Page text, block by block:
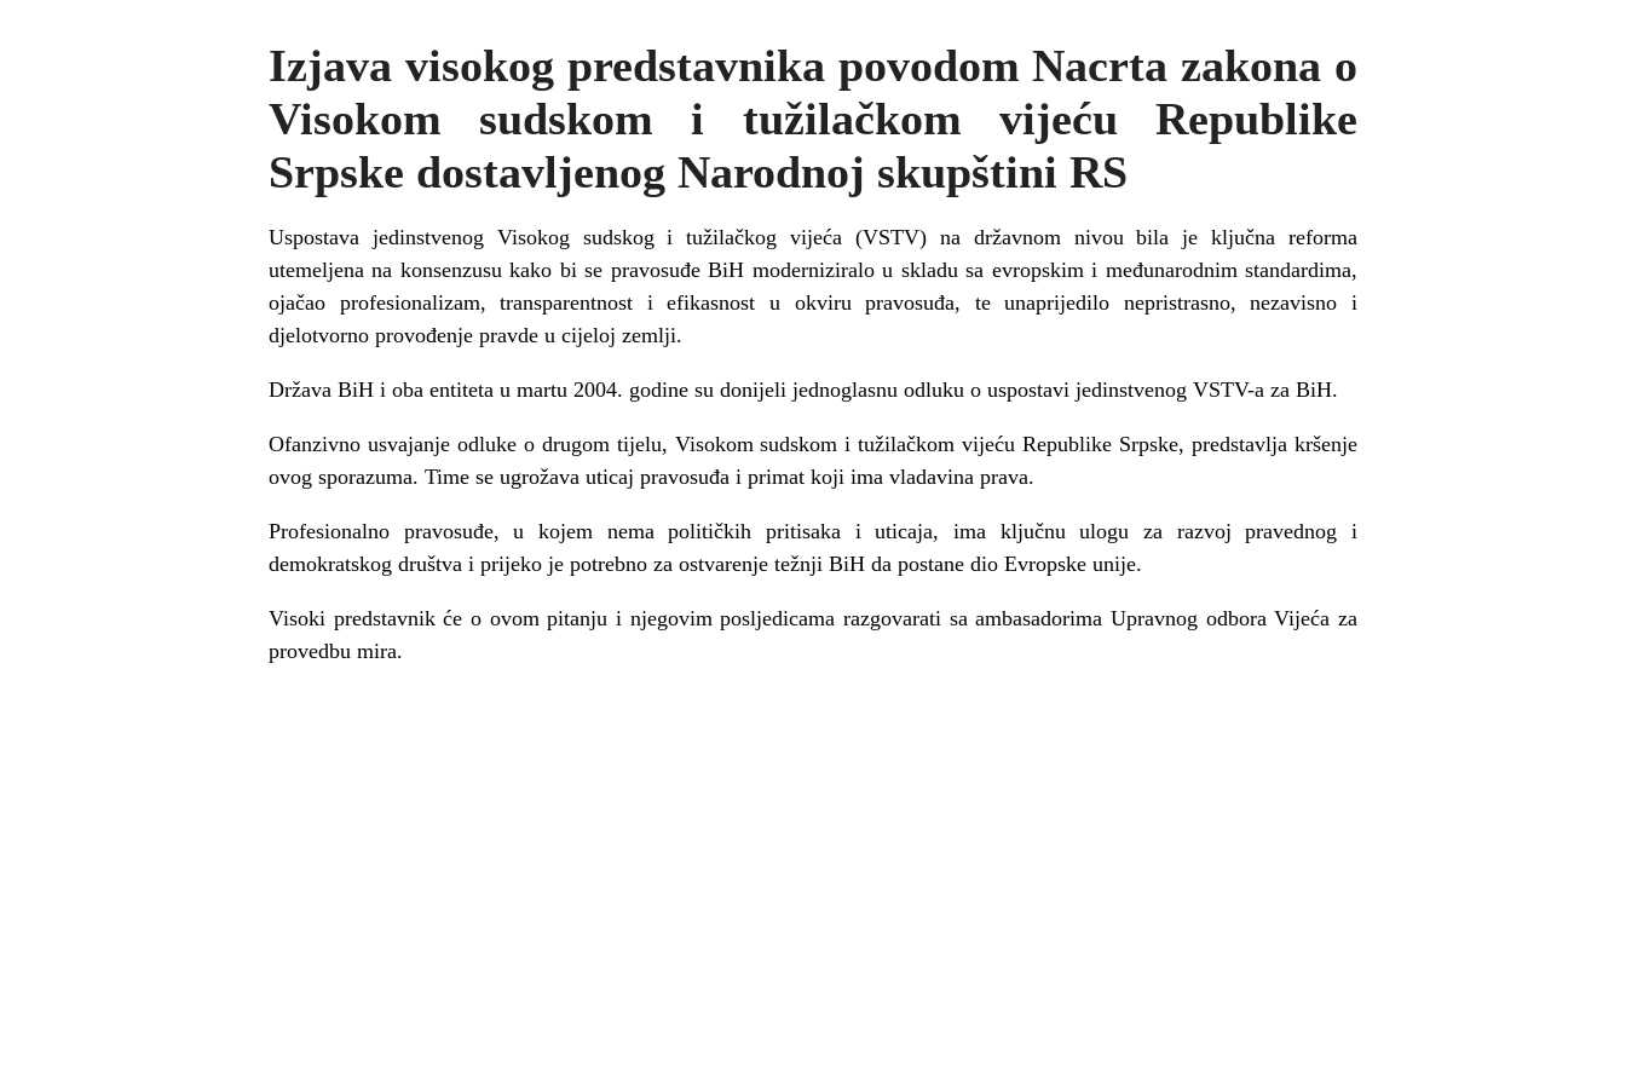
Izjava visokog predstavnika povodom Nacrta zakona o
Visokom sudskom i tužilačkom vijeću Republike
Srpske dostavljenog Narodnoj skupštini RS
Uspostava jedinstvenog Visokog sudskog i tužilačkog vijeća (VSTV) na državnom nivou bila je ključna reforma
utemeljena na konsenzusu kako bi se pravosuđe BiH moderniziralo u skladu sa evropskim i međunarodnim standardima,
ojačao profesionalizam, transparentnost i efikasnost u okviru pravosuđa, te unaprijedilo nepristrasno, nezavisno i
djelotvorno provođenje pravde u cijeloj zemlji.
Država BiH i oba entiteta u martu 2004. godine su donijeli jednoglasnu odluku o uspostavi jedinstvenog VSTV-a za BiH.
Ofanzivno usvajanje odluke o drugom tijelu, Visokom sudskom i tužilačkom vijeću Republike Srpske, predstavlja kršenje
ovog sporazuma. Time se ugrožava uticaj pravosuđa i primat koji ima vladavina prava.
Profesionalno pravosuđe, u kojem nema političkih pritisaka i uticaja, ima ključnu ulogu za razvoj pravednog i
demokratskog društva i prijeko je potrebno za ostvarenje težnji BiH da postane dio Evropske unije.
Visoki predstavnik će o ovom pitanju i njegovim posljedicama razgovarati sa ambasadorima Upravnog odbora Vijeća za
provedbu mira.